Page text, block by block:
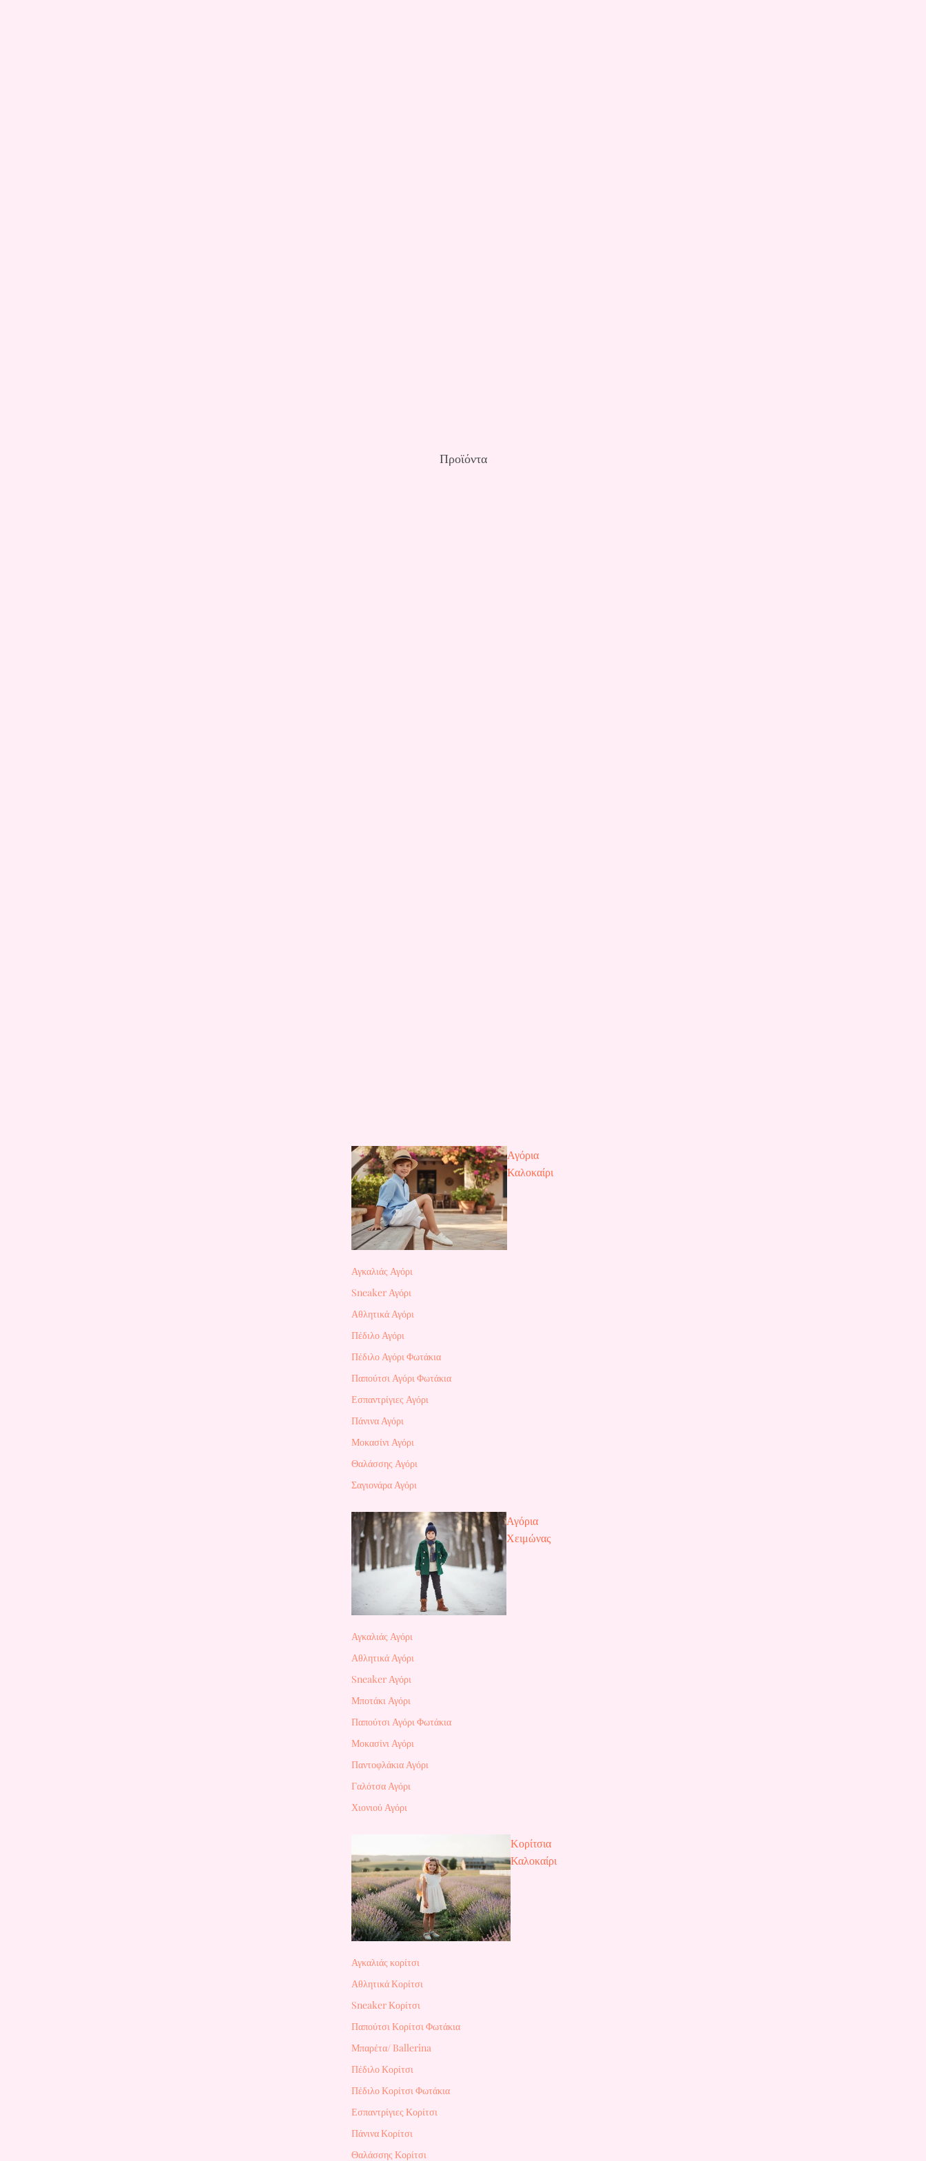
Προϊόντα
Αγόρια
Καλοκαίρι
Αγκαλιάς Αγόρι
Sneaker Αγόρι
Αθλητικά Αγόρι
Πέδιλο Αγόρι
Πέδιλο Αγόρι Φωτάκια
Παπούτσι Αγόρι Φωτάκια
Εσπαντρίγιες Αγόρι
Πάνινα Αγόρι
Μοκασίνι Αγόρι
Θαλάσσης Αγόρι
Σαγιονάρα Αγόρι
Αγόρια
Χειμώνας
Αγκαλιάς Αγόρι
Αθλητικά Αγόρι
Sneaker Αγόρι
Μποτάκι Αγόρι
Παπούτσι Αγόρι Φωτάκια
Μοκασίνι Αγόρι
Παντοφλάκια Αγόρι
Γαλότσα Αγόρι
Χιονιού Αγόρι
Κορίτσια
Καλοκαίρι
Αγκαλιάς κορίτσι
Αθλητικά Κορίτσι
Sneaker Κορίτσι
Παπούτσι Κορίτσι Φωτάκια
Μπαρέτα/ Ballerina
Πέδιλο Κορίτσι
Πέδιλο Κορίτσι Φωτάκια
Εσπαντρίγιες Κορίτσι
Πάνινα Κορίτσι
Θαλάσσης Κορίτσι